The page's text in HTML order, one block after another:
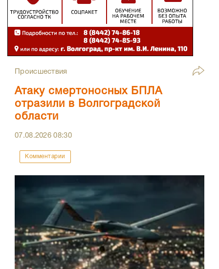
Происшествия
Атаку смертоносных БПЛА
отразили в Волгоградской
области
07.08.202608:30
Комментарии